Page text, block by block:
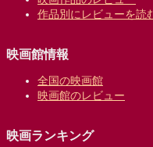
作品別にレビューを読
映画館情報
全国の映画館
映画館のレビュー
映画ランキング